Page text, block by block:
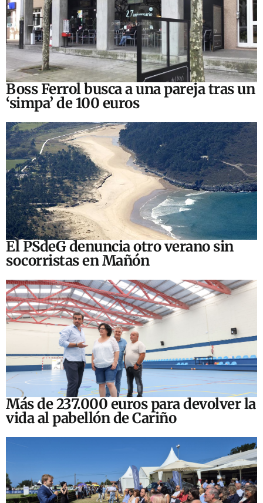
Boss Ferrol busca a una pareja tras un
‘simpa’ de 100 euros
El PSdeG denuncia otro verano sin
socorristas en Mañón
Más de 237.000 euros para devolver la
vida al pabellón de Cariño